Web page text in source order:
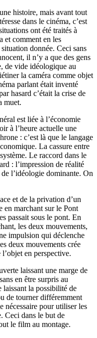
histoire, mais avant tout
dans le cinéma, c’est
ont été traités à
et comment en les
donnée. Ceci sans
il n’y a que des gens
de vide idéologique au
la caméra comme objet
parlant était inventé
hasard c’était la crise de
muet.
est liée à l’économie
à l’heure actuelle une
: c’est là que le langage
La cassure entre
Le raccord dans le
: l’impression de réalité
l’idéologie dominante. On
et de la privation d’un
en marchant sur le Pont
passait sous le pont. En
les deux mouvements,
impulsion qui déclenche
deux mouvements crée
en perspective.
laissant une marge de
en être surpris au
laissant la possibilité de
de tourner différemment
nécessaire pour utiliser les
Ceci dans le but de
le film au montage.